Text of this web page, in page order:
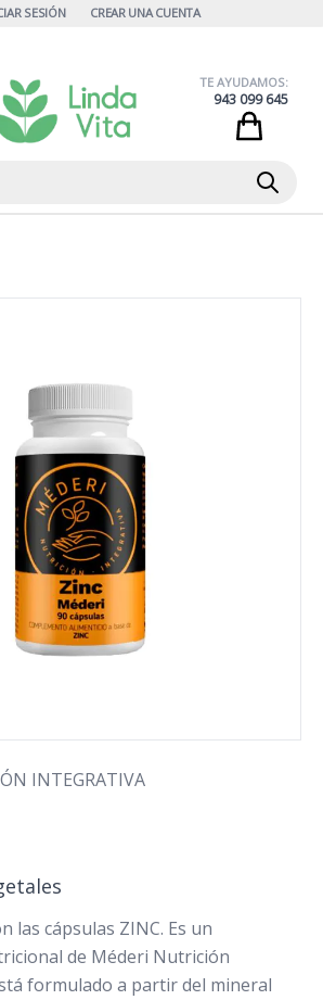
SESIÓN CREAR UNA CUENTA
Buscar
TE AYUDAMOS:
943 099 645
INTEGRATIVA
las cápsulas ZINC. Es un
de Méderi Nutrición
formulado a partir del mineral